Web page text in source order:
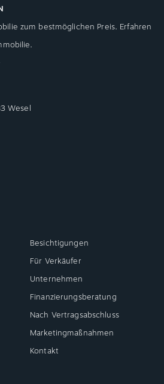
zum bestmöglichen Preis. Erfahren
Wesel
Besichtigungen
Für Verkäufer
Unternehmen
Finanzierungsberatung
Nach Vertragsabschluss
Marketingmaßnahmen
Kontakt